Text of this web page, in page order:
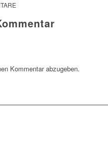
Kommentar abzugeben.